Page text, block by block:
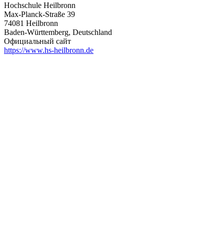
Hochschule Heilbronn
Max-Planck-Straße 39
74081 Heilbronn
Baden-Württemberg, Deutschland
Официальный сайт
https://www.hs-heilbronn.de